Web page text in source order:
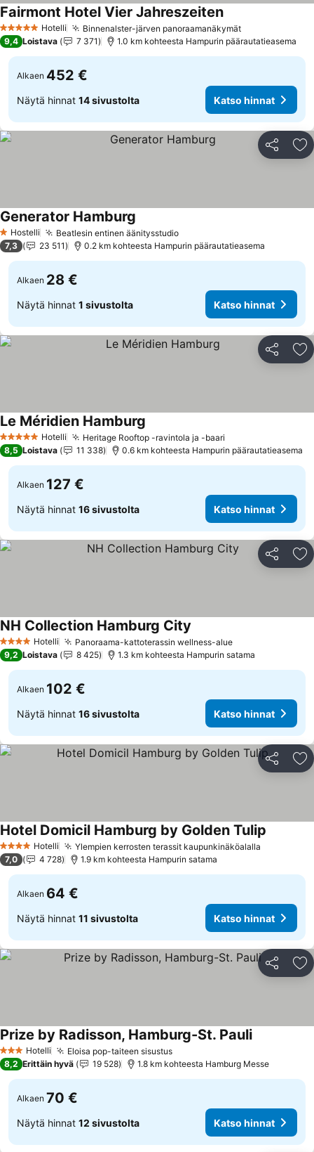
5 Tähtiluokitus
Hotelli Binnenalster-järven panoraamanäkymätKatso hinnat
Fairmont Hotel Vier JahreszeitenKatso hinnat
9,4 Loistava 7 371 1.0 km kohteesta Hampurin päärautatieasema
Alkaen 452 €
Näytä hinnat 14 sivustolta Katso hinnat
Jaa
1 Tähtiluokitus
Hostelli Beatlesin entinen äänitysstudioKatso hinnat
Generator Hamburg
7,3 23 511 0.2 km kohteesta Hampurin päärautatieasema
Alkaen 28 €
Näytä hinnat 1 sivustolta Katso hinnat
Jaa
5 Tähtiluokitus
Hotelli Heritage Rooftop -ravintola ja -baari
Le Méridien Hamburg
8,5 Loistava 11 338 0.6 km kohteesta Hampurin päärautatieasema
Alkaen 127 €
Näytä hinnat 16 sivustolta Katso hinnat
Jaa
4 Tähtiluokitus
Hotelli Panoraama-kattoterassin wellness-alueKatso hinnat
NH Collection Hamburg City
9,2 Loistava 8 425 1.3 km kohteesta Hampurin satama
Alkaen 102 €
Näytä hinnat 16 sivustolta Katso hinnat
Jaa
4 Tähtiluokitus
Hotelli Ylempien kerrosten terassit kaupunkinäköalalla
Hotel Domicil Hamburg by Golden Tulip
7,0 4 728 1.9 km kohteesta Hampurin satama
Alkaen 64 €
Näytä hinnat 11 sivustolta Katso hinnat
Jaa
3 Tähtiluokitus
Hotelli Eloisa pop-taiteen sisustusKatso hinnat
Prize by Radisson, Hamburg-St. PauliKatso
8,2 Erittäin hyvä 19 528 1.8 km kohteesta Hamburg Messe
Alkaen 70 €
Näytä hinnat 12 sivustolta Katso hinnat